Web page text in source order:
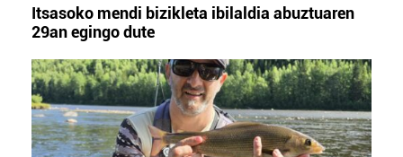
Itsasoko mendi bizikleta ibilaldia abuztuaren
29an egingo dute